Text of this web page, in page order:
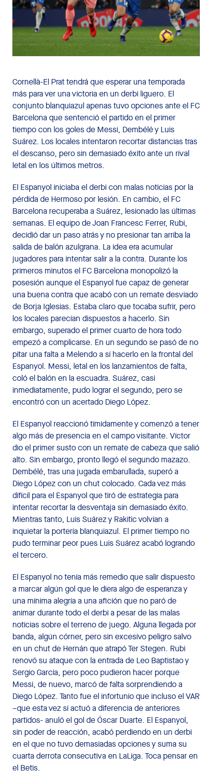
Cornellà-El Prat tendrá que esperar una temporada
más para ver una victoria en un derbi liguero. El
conjunto blanquiazul apenas tuvo opciones ante el FC
Barcelona que sentenció el partido en el primer
tiempo con los goles de Messi, Dembélé y Luis
Suárez. Los locales intentaron recortar distancias tras
el descanso, pero sin demasiado éxito ante un rival
letal en los últimos metros.
El Espanyol iniciaba el derbi con malas noticias por la
pérdida de Hermoso por lesión. En cambio, el FC
Barcelona recuperaba a Suárez, lesionado las últimas
semanas. El equipo de Joan Francesc Ferrer, Rubi,
decidió dar un paso atrás y no presionar tan arriba la
salida de balón azulgrana. La idea era acumular
jugadores para intentar salir a la contra. Durante los
primeros minutos el FC Barcelona monopolizó la
posesión aunque el Espanyol fue capaz de generar
una buena contra que acabó con un remate desviado
de Borja Iglesias. Estaba claro que tocaba sufrir, pero
los locales parecían dispuestos a hacerlo. Sin
embargo, superado el primer cuarto de hora todo
empezó a complicarse. En un segundo se pasó de no
pitar una falta a Melendo a sí hacerlo en la frontal del
Espanyol. Messi, letal en los lanzamientos de falta,
coló el balón en la escuadra. Suárez, casi
inmediatamente, pudo lograr el segundo, pero se
encontró con un acertado Diego López.
El Espanyol reaccionó tímidamente y comenzó a tener
algo más de presencia en el campo visitante. Víctor
dio el primer susto con un remate de cabeza que salió
alto. Sin embargo, pronto llegó el segundo mazazo.
Dembélé, tras una jugada embarullada, superó a
Diego López con un chut colocado. Cada vez más
difícil para el Espanyol que tiró de estrategia para
intentar recortar la desventaja sin demasiado éxito.
Mientras tanto, Luis Suárez y Rakitic volvían a
inquietar la portería blanquiazul. El primer tiempo no
pudo terminar peor pues Luis Suárez acabó logrando
el tercero.
El Espanyol no tenía más remedio que salir dispuesto
a marcar algún gol que le diera algo de esperanza y
una mínima alegría a una afición que no paró de
animar durante todo el derbi a pesar de las malas
noticias sobre el terreno de juego. Alguna llegada por
banda, algún córner, pero sin excesivo peligro salvo
en un chut de Hernán que atrapó Ter Stegen. Rubi
renovó su ataque con la entrada de Leo Baptistao y
Sergio García, pero poco pudieron hacer porque
Messi, de nuevo, marcó de falta sorprendiendo a
Diego López. Tanto fue el infortunio que incluso el VAR
–que esta vez sí actuó a diferencia de anteriores
partidos- anuló el gol de Óscar Duarte. El Espanyol,
sin poder de reacción, acabó perdiendo en un derbi
en el que no tuvo demasiadas opciones y suma su
cuarta derrota consecutiva en LaLiga. Toca pensar en
el Betis.